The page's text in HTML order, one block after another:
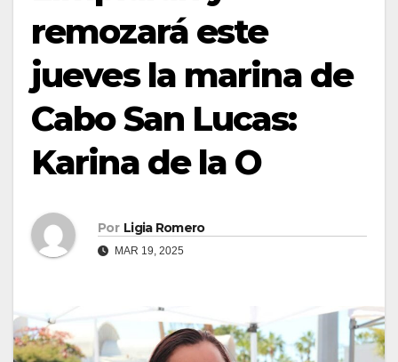
remozará este
jueves la marina de
Cabo San Lucas:
Karina de la O
Por Ligia Romero
MAR 19, 2025